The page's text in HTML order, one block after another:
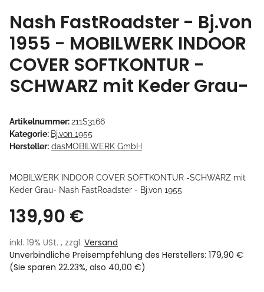
Nash FastRoadster - Bj.von
1955 - MOBILWERK INDOOR
COVER SOFTKONTUR -
SCHWARZ mit Keder Grau-
Artikelnummer:211S3166
Kategorie: Bj.von 1955
Hersteller: dasMOBILWERK GmbH
MOBILWERK INDOOR COVER SOFTKONTUR -SCHWARZ mit
Keder Grau- Nash FastRoadster - Bj.von 1955
139,90 €
inkl. 19% USt. , zzgl. Versand
Unverbindliche Preisempfehlung des Herstellers: 179,90 €
(Sie sparen 22.23%, also 40,00 €)